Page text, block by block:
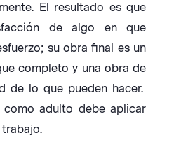
El resultado es que
de algo en que
su obra final es un
completo y una obra de
de lo que pueden hacer.
adulto debe aplicar